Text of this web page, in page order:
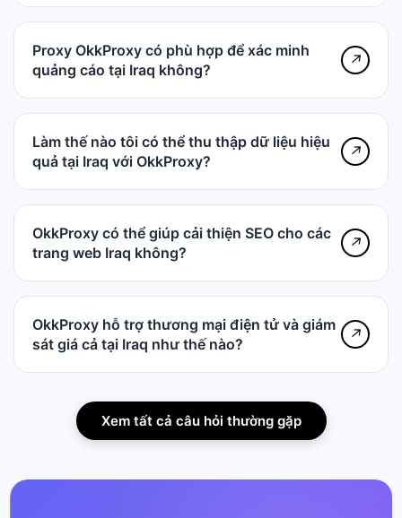
Proxy OkkProxy có phù hợp để xác minh
quảng cáo tại Iraq không?
↗
Làm thế nào tôi có thể thu thập dữ liệu hiệu
quả tại Iraq với OkkProxy?
↗
OkkProxy có thể giúp cải thiện SEO cho các
trang web Iraq không?
↗
OkkProxy hỗ trợ thương mại điện tử và giám
sát giá cả tại Iraq như thế nào?
↗
Xem tất cả câu hỏi thường gặp